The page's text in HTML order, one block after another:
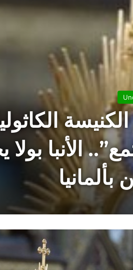
الكنيسة
الأنبا
بألمانيا